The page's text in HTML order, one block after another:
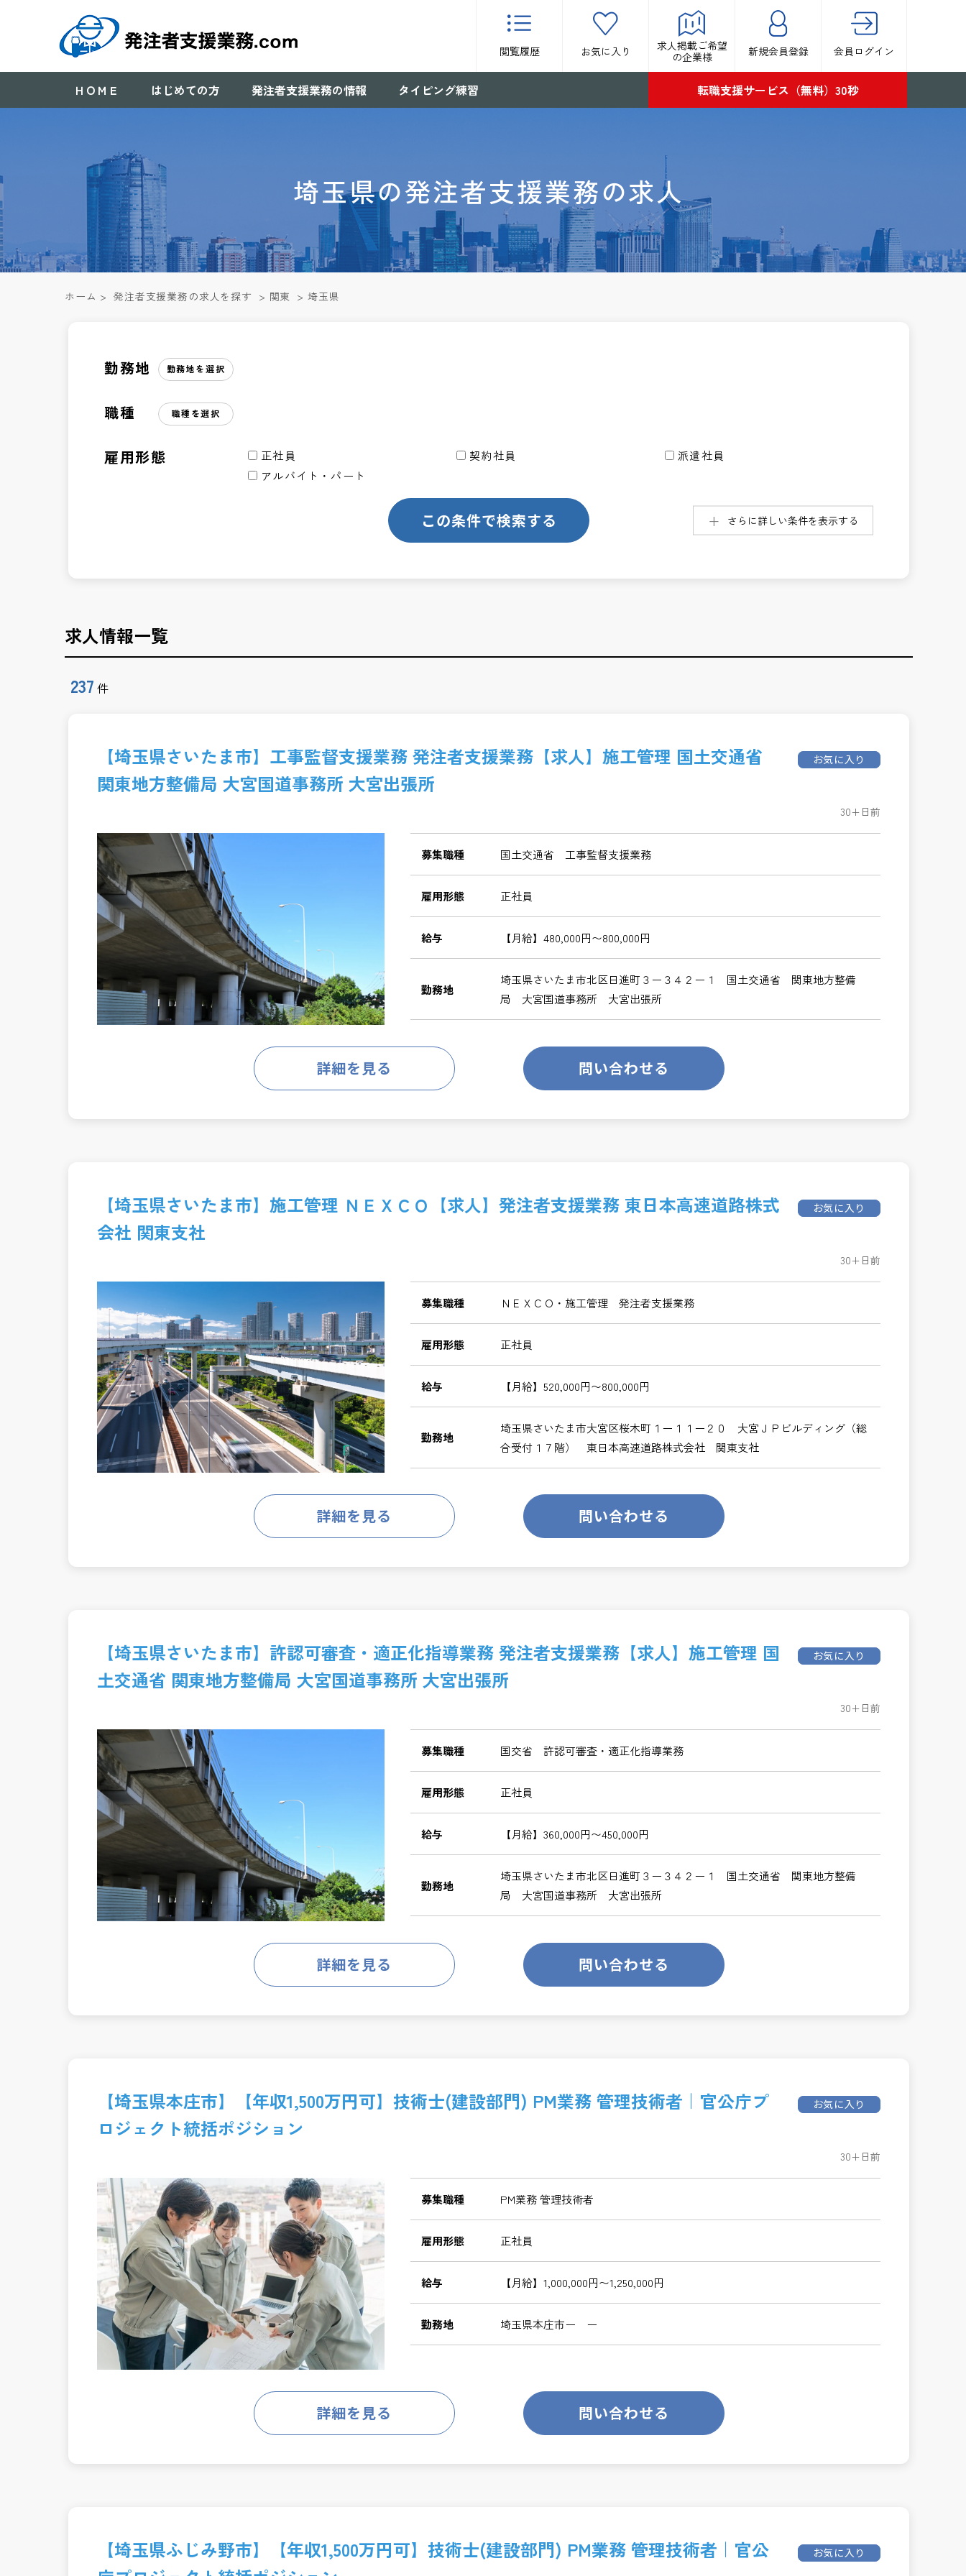
閲覧履歴 お気に入り
求人掲載ご希望
の企業様
新規会員登録 会員ログイン
ＨＯＭＥ はじめての方 発注者支援業務の情報 タイピング練習 転職支援サービス（無料）30秒
埼玉県の発注者支援業務の求人
ホーム > 発注者支援業務の求人を探す > 関東 > 埼玉県
勤務地 勤務地を選択
職種 職種を選択
雇用形態 正社員 契約社員
派遣社員
アルバイト・パート
さらに詳しい条件を表示する
求人情報一覧
237 件
【埼玉県さいたま市】工事監督支援業務 発注者支援業務【求人】施工管理 国土交通省
関東地方整備局 大宮国道事務所 大宮出張所
お気に入り
30+日前
募集職種 国土交通省 工事監督支援業務
雇用形態 正社員
給与 【月給】480,000円〜800,000円
勤務地
埼玉県さいたま市北区日進町３ー３４２ー１ 国土交通省 関東地方整備
局 大宮国道事務所 大宮出張所
詳細を見る 問い合わせる
【埼玉県さいたま市】施工管理 ＮＥＸＣＯ【求人】発注者支援業務 東日本高速道路株式
会社 関東支社
お気に入り
30+日前
募集職種 ＮＥＸＣＯ・施工管理 発注者支援業務
雇用形態 正社員
給与 【月給】520,000円〜800,000円
勤務地
埼玉県さいたま市大宮区桜木町１ー１１ー２０ 大宮ＪＰビルディング（総
合受付１７階） 東日本高速道路株式会社 関東支社
詳細を見る 問い合わせる
【埼玉県さいたま市】許認可審査・適正化指導業務 発注者支援業務【求人】施工管理 国
土交通省 関東地方整備局 大宮国道事務所 大宮出張所
お気に入り
30+日前
募集職種 国交省 許認可審査・適正化指導業務
雇用形態 正社員
給与 【月給】360,000円〜450,000円
勤務地
埼玉県さいたま市北区日進町３ー３４２ー１ 国土交通省 関東地方整備
局 大宮国道事務所 大宮出張所
詳細を見る 問い合わせる
【埼玉県本庄市】【年収1,500万円可】技術士(建設部門) PM業務 管理技術者｜官公庁プ
ロジェクト統括ポジション
お気に入り
30+日前
募集職種 PM業務 管理技術者
雇用形態 正社員
給与 【月給】1,000,000円〜1,250,000円
勤務地 埼玉県本庄市ー ー
詳細を見る 問い合わせる
【埼玉県ふじみ野市】【年収1,500万円可】技術士(建設部門) PM業務 管理技術者｜官公
お気に入り